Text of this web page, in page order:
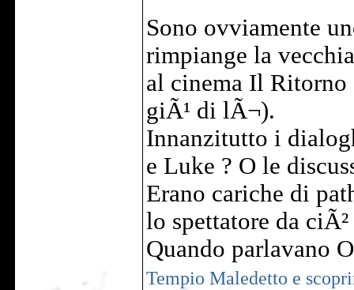
Sono ovviamente
rimpiange la
al cinema Il Ritorno
giÃ¹ di lÃ¬).
Innanzitutto i
e Luke ? O le
Erano cariche di
lo spettatore da
Quando parlavano
Tempio Maledetto e